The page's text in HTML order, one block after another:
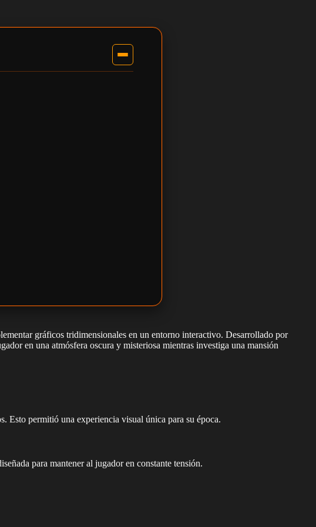
gráficos tridimensionales en un entorno interactivo. Desarrollado por
en una atmósfera oscura y misteriosa mientras investiga una mansión
Esto permitió una experiencia visual única para su época.
para mantener al jugador en constante tensión.